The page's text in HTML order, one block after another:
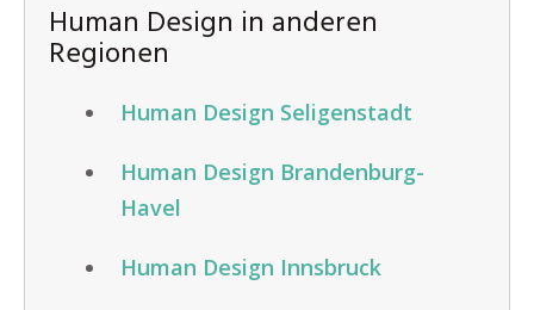
Human Design in anderen
Regionen
Human Design Seligenstadt
Human Design Brandenburg-
Havel
Human Design Innsbruck